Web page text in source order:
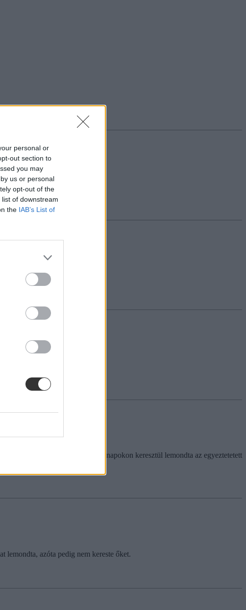
personal or
out section to
you may
us or personal
opt-out of the
of downstream
the IAB’s List of
államtitkár azonban hónapokon keresztül lemondta az egyeztetetett
lemondta, azóta pedig nem kereste őket.